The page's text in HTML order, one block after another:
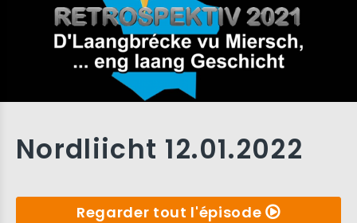
Nordliicht 12.01.2022
Regarder tout l'épisode